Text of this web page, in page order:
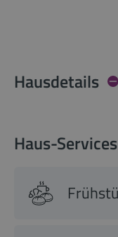
Hausdetails
Haus-Services